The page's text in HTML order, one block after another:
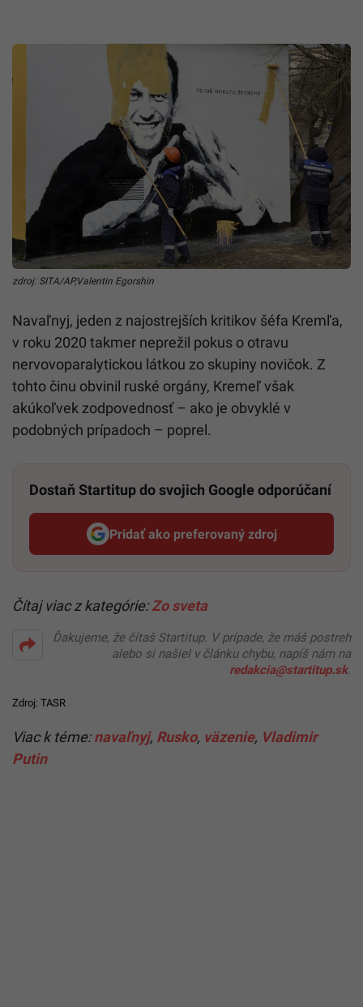
zdroj: SITA/AP,Valentin Egorshin
Navaľnyj, jeden z najostrejších kritikov šéfa Kremľa,
v roku 2020 takmer neprežil pokus o otravu
nervovoparalytickou látkou zo skupiny novičok. Z
tohto činu obvinil ruské orgány, Kremeľ však
akúkoľvek zodpovednosť – ako je obvyklé v
podobných prípadoch – poprel.
Dostaň Startitup do svojich Google odporúčaní
Pridať ako preferovaný zdroj
Startitup, odkaz sa otvorí v
Čítaj viac z kategórie:Zo sveta
Ďakujeme, že čítaš Startitup. V prípade, že máš postreh
alebo si našiel v článku chybu, napíš nám na
redakcia@startitup.sk.
Zdroj: TASR
Viac k téme:navaľnyj, Rusko, väzenie, Vladimir
Putin